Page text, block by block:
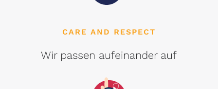
CARE AND RESPECT
Wir passen aufeinander auf